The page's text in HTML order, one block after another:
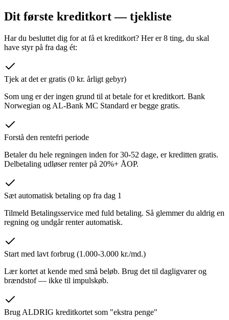
Dit første kreditkort — tjekliste
Har du besluttet dig for at få et kreditkort? Her er 8 ting, du skal
have styr på fra dag ét:
Tjek at det er gratis (0 kr. årligt gebyr)
Som ung er der ingen grund til at betale for et kreditkort. Bank
Norwegian og AL-Bank MC Standard er begge gratis.
Forstå den rentefri periode
Betaler du hele regningen inden for 30-52 dage, er kreditten gratis.
Delbetaling udløser renter på 20%+ ÅOP.
Sæt automatisk betaling op fra dag 1
Tilmeld Betalingsservice med fuld betaling. Så glemmer du aldrig en
regning og undgår renter automatisk.
Start med lavt forbrug (1.000-3.000 kr./md.)
Lær kortet at kende med små beløb. Brug det til dagligvarer og
brændstof — ikke til impulskøb.
Brug ALDRIG kreditkortet som "ekstra penge"